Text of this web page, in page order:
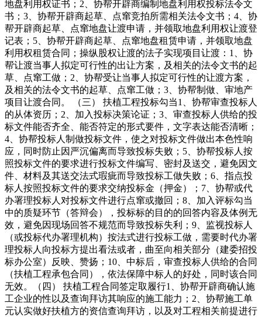
地盘利用权证书；2、协帮开辟商编制地盘利用权投标法令文
书；3、协帮开辟商起草、点窜竞拍所需相关法令文书；4、协
帮开辟商起草、点窜地盘让渡申请，并领取地盘利用权让渡登
记表；5、协帮开辟商起草、点窜地盘租赁申请，并领取地盘
利用权租赁合同；操纵股权让渡的法子实现项目让渡：1、协
帮让渡当事人拟定可行性的出让方案，及相关的法令文书的起
草、点窜工做；2、协帮受让当事人拟定可行性的让渡方案，
及相关的法令文书的起草、点窜工做；3、协帮制做、审地产
项目让渡合同。 （三） 扶植工程投标勾当1、协帮审查投标人
的从体资历；2、加入投标决策论证；3、审查投标人供给的投
标文件能否齐全、能否符定的形式要件，文字表达能否清晰；
4、协帮投标人制做投标文件，使之对投标文件做出本色性响
应，同时防止因严沉偏离而导致投标失败；5、协帮投标人按
照投标文件的要求进行投标文件编写、密封及送交，避免因文
件、材料及其送交法式瑕疵而导致投标工做失败；6、指点投
标人按照投标文件的要求交纳投标金（押金）；7、协帮或代
办署理投标人对投标文件进行点窜或撤回；8、加入评标勾当
中的质疑环节（答辩会），投标标的目的的回答内容及体例无
效，避免因现场回答不规范而导致投标失利；9、监视投标人
（或投标代办署理机构）按法式进行投标工做，需要时代办署
理投标人向投标方提出看法或者，曲至向相关部分（建委招投
标办公室）反映、赞扬；10、中标后，审查投标人供给的合同
（扶植工程承包合同），依法保障中标人的好处，同时该合同
无效。（四） 扶植工程合同签定取履行1、协帮开辟商确认施
工企业的性以及查询拜访其响应的施工能力；2、协帮施工单
元认实做好扶植方的资信查询拜访，以及对工程相关前提进行